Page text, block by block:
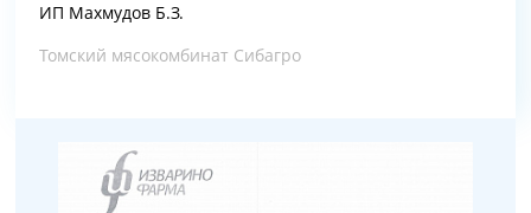
ИП Махмудов Б.З.
Томский мясокомбинат Сибагро